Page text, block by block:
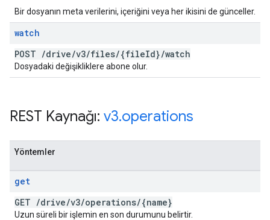
Bir dosyanın meta verilerini, içeriğini veya her ikisini de günceller.
watch
POST /drive/v3/files/{fileId}/watch
Dosyadaki değişikliklere abone olur.
REST Kaynağı: v3.operations
Yöntemler
get
GET /drive/v3/operations/{name}
Uzun süreli bir işlemin en son durumunu belirtir.